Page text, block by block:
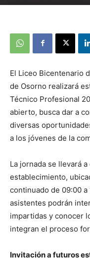
El Liceo Bicentenario
de Osorno realizará
Técnico Profesional
abierto, busca dar a
diversas
a los jóvenes de la
La jornada se llevará
establecimiento,
continuado de 09:00
asistentes podrán
impartidas y conocer
integran el proceso
Invitación a futuros